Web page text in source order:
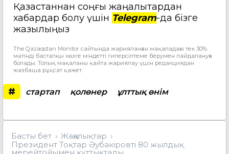
Қазақстаннан соңғы жаңалықтардан
хабардар болу үшін Telegram-да бізге
жазылыңыз
The Qazaqstan Monitor сайтында жарияланған мақаладағы тек 30%
мәтінді бастапқы көзге міндетті гиперсілтеме берумен пайдалануға
болады. Толық мақаланы қайта жариялау үшін редакциядан
жазбаша рұқсат қажет.
# стартап қолөнер ұлттық өнім
Басты бет
Жаңалықтар
Президент Тоқтар Әубәкіровті 80 жылдық
мерейтойымен құттықтады